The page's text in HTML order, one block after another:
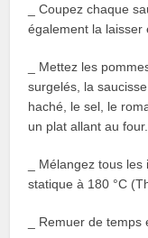
_ Coupez chaque
également la laisser
_ Mettez les
surgelés, la
haché, le sel, le
un plat allant au four.
_ Mélangez tous
statique à 180 °C
_ Remuer de